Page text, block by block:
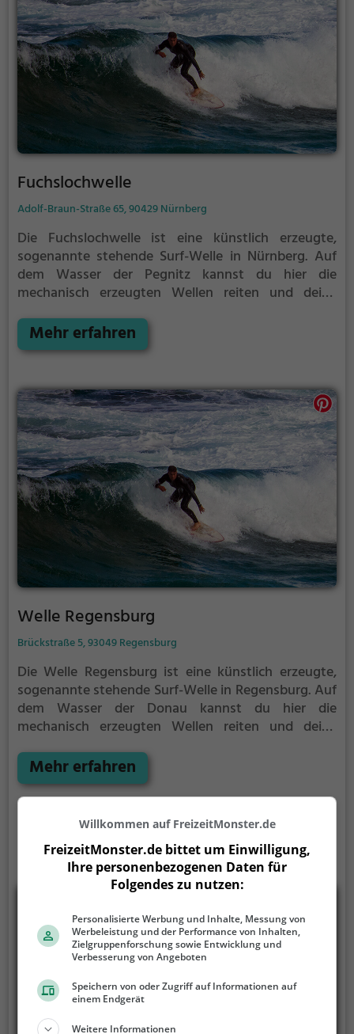
Fuchslochwelle
Adolf-Braun-Straße 65, 90429 Nürnberg
Die Fuchslochwelle ist eine künstlich erzeugte,
sogenannte stehende Surf-Welle in Nürnberg. Auf
dem Wasser der Pegnitz kannst du hier die
mechanisch erzeugten Wellen reiten und deine
für erfahrene Surfer geeignet.
Mehr erfahren
Welle Regensburg
Brückstraße 5, 93049 Regensburg
Die Welle Regensburg ist eine künstlich erzeugte,
sogenannte stehende Surf-Welle in Regensburg. Auf
dem Wasser der Donau kannst du hier die
mechanisch erzeugten Wellen reiten und deine
nur für erfahrene Surfer geeignet.
Mehr erfahren
Willkommen auf FreizeitMonster.de
FreizeitMonster.de bittet um Einwilligung,
Ihre personenbezogenen Daten für
Folgendes zu nutzen:
Personalisierte Werbung und Inhalte, Messung von
Werbeleistung und der Performance von Inhalten,
Zielgruppenforschung sowie Entwicklung und
Verbesserung von Angeboten
Speichern von oder Zugriff auf Informationen auf
einem Endgerät
Weitere Informationen